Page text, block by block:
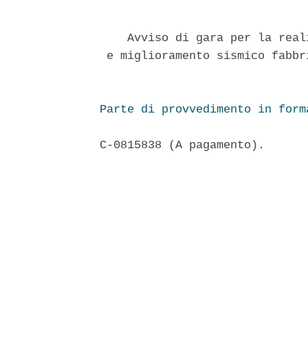
Avviso di gara per la
e miglioramento sismico
Parte di provvedimento in